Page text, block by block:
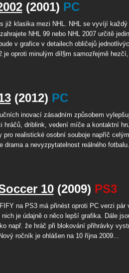
(2001) PC
již klasika mezi NHL. NHL se vyvíjí
NHL 99 nebo NHL 2007 určitě
v grafice v detailech obličejů
je oproti minulým díl§m samozřejmě
(2012) PC
inovací zásadním způsobem
hráčů, driblink, vedení míče a kontaktní
pro realistické osobní souboje napříč
drama a nevyzpytatelnost reálného
10(2009) PS3
na PS3 má přinést oproti PC verzi pár
nich je údajně o něco lepší grafika. Dále
např. že hráč při blokování přihrávky
ročník je ohlášen na 10 října 2009...